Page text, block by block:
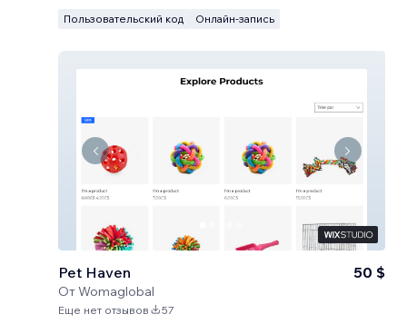
Пользовательский код Онлайн-запись
Pet Haven
ОтWomaglobal
50 $
Еще нет отзывов 57